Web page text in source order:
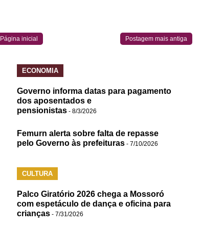
Postagem mais antiga
Página inicial
ECONOMIA
Governo informa datas para pagamento
dos aposentados e
pensionistas - 8/3/2026
Femurn alerta sobre falta de repasse
pelo Governo às prefeituras - 7/10/2026
CULTURA
Palco Giratório 2026 chega a Mossoró
com espetáculo de dança e oficina para
crianças - 7/31/2026